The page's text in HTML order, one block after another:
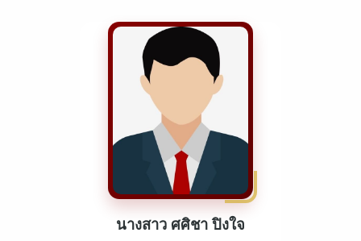
นางสาว ศศิชา ปิงใจ